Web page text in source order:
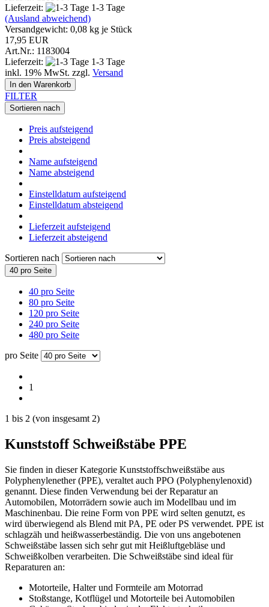
Lieferzeit:
1-3 Tage
(Ausland abweichend)
Versandgewicht: 0,08 kg je Stück
17,95 EUR
Art.Nr.: 1183004
Lieferzeit:
1-3 Tage
inkl. 19% MwSt. zzgl. Versand
In den Warenkorb
FILTER
Sortieren nach
Preis aufsteigend
Preis absteigend
Name aufsteigend
Name absteigend
Einstelldatum aufsteigend
Einstelldatum absteigend
Lieferzeit aufsteigend
Lieferzeit absteigend
Sortieren nach
40 pro Seite
40 pro Seite
80 pro Seite
120 pro Seite
240 pro Seite
480 pro Seite
pro Seite
1
1 bis 2 (von insgesamt 2)
Kunststoff Schweißstäbe PPE
Sie finden in dieser Kategorie Kunststoffschweißstäbe aus
Polyphenylenether (PPE), veraltet auch PPO (Polyphenylenoxid)
genannt. Diese finden Verwendung bei der Reparatur an
Automobilen, Motorrädern sowie auch im Modellbau und im
Maschinenbau. Die reine Form von PPE wird selten genutzt, es
wird überwiegend als Blend mit PA, PE oder PS verwendet. PPE ist
schlagzäh und heißwasserbeständig. Die von uns angebotenen
Schweißstäbe lassen sich sehr gut mit Heißluftgebläse und
Schweißkolben verarbeiten. Die Schweißstäbe sind ideal für
Reparaturen an:
Motorteile, Halter und Formteile am Motorrad
Stoßstange, Kotflügel und Motorteile bei Automobilen